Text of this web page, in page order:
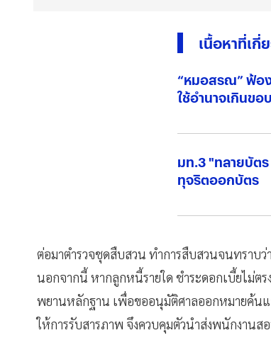
เนื้อหาที่เกี่
“หมอสรณ” ฟ้อ
ใช้อำนาจเกินขอ
มท.3 "ทลายบัต
ทุจริตออกบัตร
ต่อมาตำรวจชุดสืบสวน ทำการสืบสวนจนทราบ
นอกจากนี้ หากลูกหนี้รายใด ชำระดอกเบี้ยไม่ต
พยานหลักฐาน เพื่อขออนุมัติศาลออกหมายค้นแ
ให้การรับสารภาพ จึงควบคุมตัวนำส่งพนักงาน